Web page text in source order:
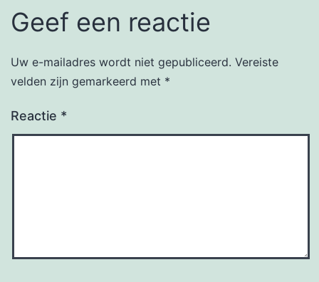
Geef een reactie
Uw e-mailadres wordt niet gepubliceerd. Vereiste
velden zijn gemarkeerd met *
Reactie *